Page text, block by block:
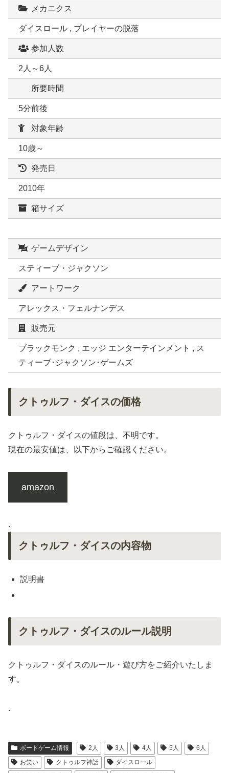
メカニクス
ダイスロール , プレイヤーの脱落
参加人数
2人～6人
所要時間
5分前後
対象年齢
10歳～
発売日
2010年
箱サイズ
ゲームデザイン
スティーブ・ジャクソン
アートワーク
アレックス・フェルナンデス
販売元
ブラックモンク , エッジ エンターテインメント , ス
ティーブ･ジャクソン･ゲームズ
クトゥルフ・ダイスの価格
クトゥルフ・ダイスの値段は、不明です。
現在の最安値は、以下からご確認ください。
amazon
.
クトゥルフ・ダイスの内容物
説明書
クトゥルフ・ダイスのルール説明
クトゥルフ・ダイスのルール・遊び方をご紹介いたしま
す。
.
ボードゲーム情報 2人 3人 4人 5人
6人
お笑い
クトゥルフ神話
ダイスロール